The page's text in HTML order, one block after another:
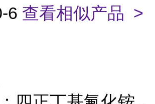
6 查看相似产品 >